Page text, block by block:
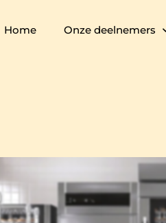
Home Onze deelnemers